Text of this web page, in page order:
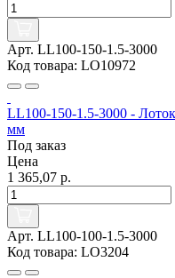
Арт. LL100-150-1.5-3000
Код товара: LO10972
LL100-150-1.5-3000 -
мм
Под заказ
Цена
1 365,07 р.
Арт. LL100-100-1.5-3000
Код товара: LO3204